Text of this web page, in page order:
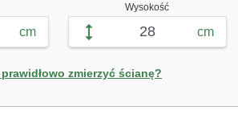
cm
Wysokość
cm
zmierzyć ścianę?